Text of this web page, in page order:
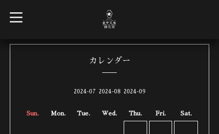
t
o
l
カレンダー
2024-07 2024-08 2024-09
Sun. Mon. Tue. Wed. Thu. Fri. Sat.